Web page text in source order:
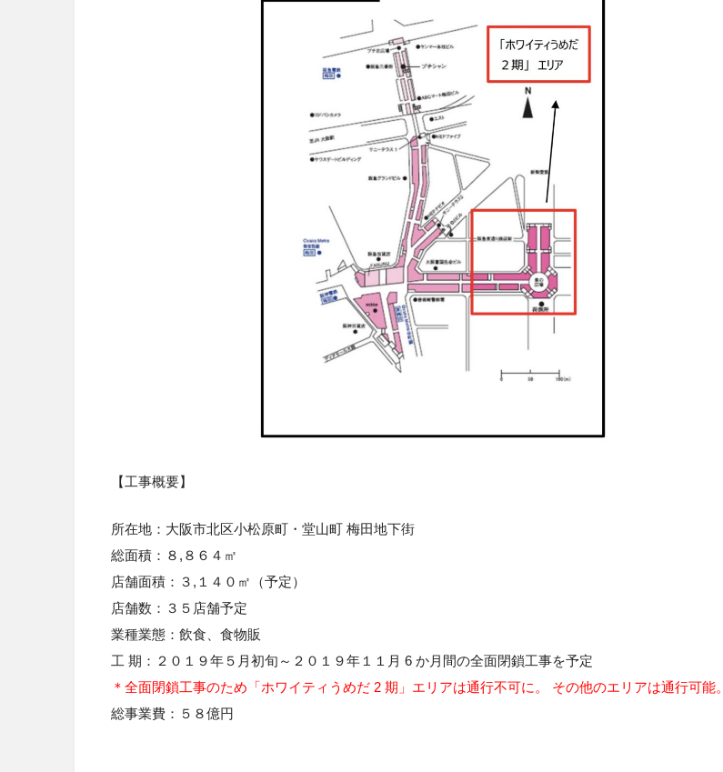
【工事概要】
所在地：大阪市北区小松原町・堂山町 梅田地下街
総面積：８ , ８６４㎡
店舗面積：３ , １４０㎡（予定）
店舗数：３５店舗予定
業種業態：飲食、食物販
工 期：２０１９年５月初旬～２０１９年１１月 6 か月間の全面閉鎖工事を予定
＊全面閉鎖工事のため「ホワイティうめだ 2 期」エリアは通行不可に。 その他のエリアは通行可能。
総事業費：５８億円